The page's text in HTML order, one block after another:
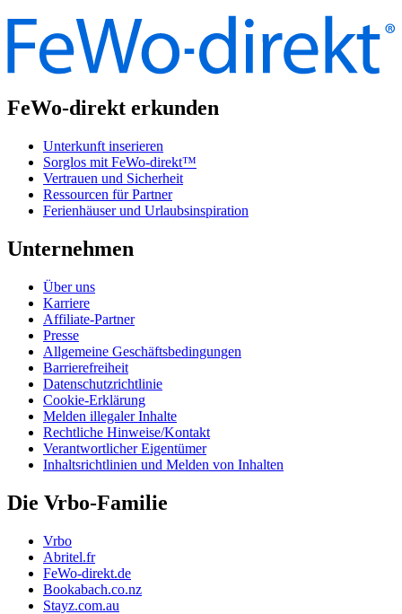
FeWo-direkt erkunden
Unterkunft inserieren
Sorglos mit FeWo-direkt™
Vertrauen und Sicherheit
Ressourcen für Partner
Ferienhäuser und Urlaubsinspiration
Unternehmen
Über uns
Karriere
Affiliate-Partner
Presse
Allgemeine Geschäftsbedingungen
Barrierefreiheit
Datenschutzrichtlinie
Cookie-Erklärung
Melden illegaler Inhalte
Rechtliche Hinweise/Kontakt
Verantwortlicher Eigentümer
Inhaltsrichtlinien und Melden von Inhalten
Die Vrbo-Familie
Vrbo
Abritel.fr
FeWo-direkt.de
Bookabach.co.nz
Stayz.com.au